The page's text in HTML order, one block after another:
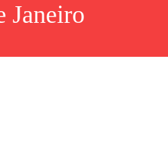
Janeiro